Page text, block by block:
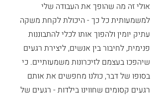
אולי זה מה שהופך את העבודה שלי
למשמעותית כל כך - היכולת לקחת משקה
עתיק יומין ולהפוך אותו לכלי להתבוננות
פנימית, לחיבור בין אנשים, ליצירת רגעים
שיהפכו בעצמם לזיכרונות משמעותיים. כי
בסופו של דבר, כולנו מחפשים את אותם
רגעים קסומים שחווינו בילדות - רגעים של